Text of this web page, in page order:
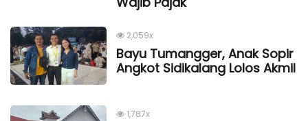
2,059x
Bayu Tumangger, Anak Sopir
Angkot Sidikalang Lolos Akmil
1,787x